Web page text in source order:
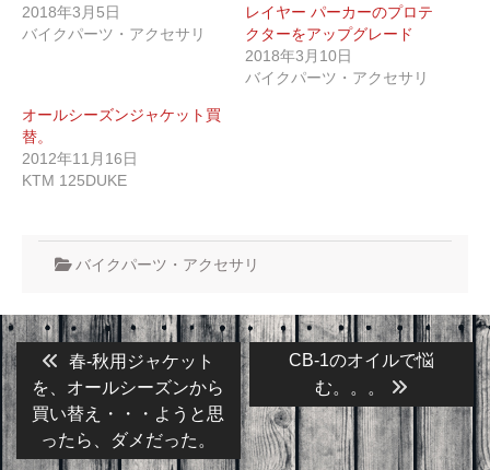
2018年3月5日
バイクパーツ・アクセサリ
レイヤー パーカーのプロテ
クターをアップグレード
2018年3月10日
バイクパーツ・アクセサリ
オールシーズンジャケット買
替。
2012年11月16日
KTM 125DUKE
バイクパーツ・アクセサリ
投
稿
ナ
ビ
Previous
post:
春-秋用ジャケット
を、オールシーズンから
買い替え・・・ようと思
ったら、ダメだった。
Next
post:
CB-1のオイルで悩
む。。。